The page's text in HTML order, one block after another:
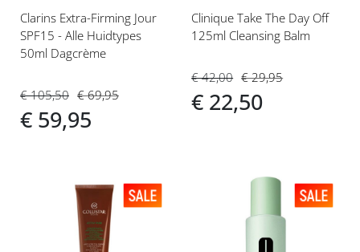
Clarins Extra-Firming Jour
SPF15 - Alle Huidtypes
50ml Dagcrème
€ 105,50
€ 59,95
€ 69,95
Clinique Take The Day Off
125ml Cleansing Balm
€ 42,00
€ 22,50
€ 29,95